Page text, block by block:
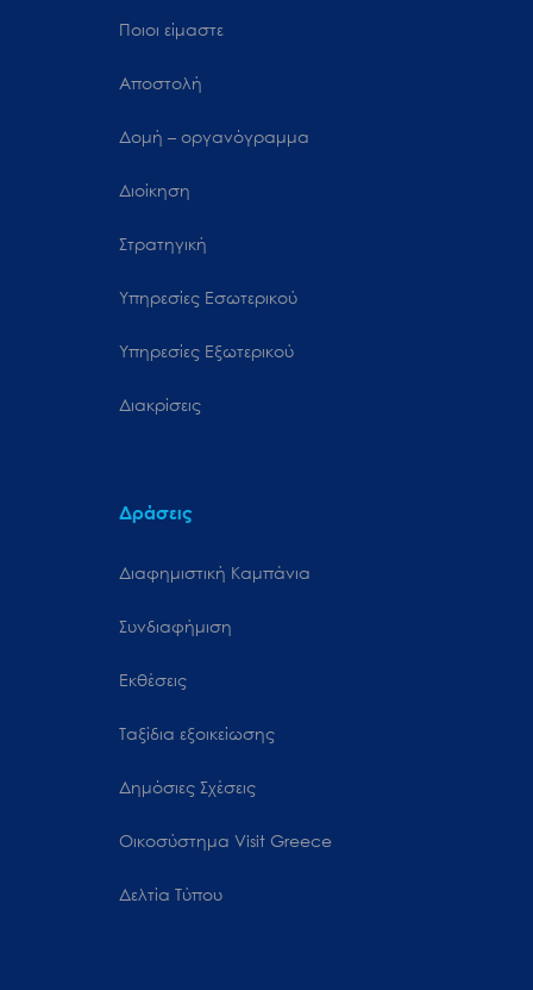
Ποιοι είμαστε
Αποστολή
Δομή – οργανόγραμμα
Διοίκηση
Στρατηγική
Υπηρεσίες Εσωτερικού
Υπηρεσίες Εξωτερικού
Διακρίσεις
Δράσεις
Διαφημιστική Καμπάνια
Συνδιαφήμιση
Εκθέσεις
Ταξίδια εξοικείωσης
Δημόσιες Σχέσεις
Oικοσύστημα Visit Greece
Δελτία Τύπου